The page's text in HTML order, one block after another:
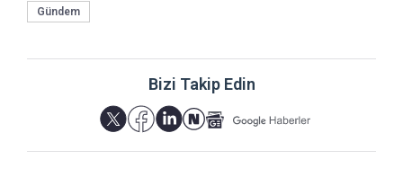
Gündem
Bizi Takip Edin